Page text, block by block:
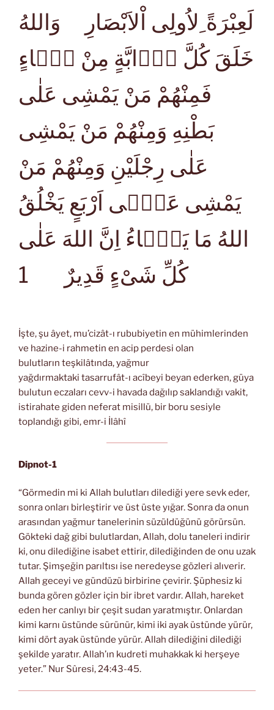
لَعِبْرَةً ِلاُولِى اْلاَبْصَارِ وَاللهُ
خَلَقَ كُلَّ دَۤابَّةٍ مِنْ مَۤاءٍ
فَمِنْهُمْ مَنْ يَمْشِى عَلٰى
بَطْنِهِ وَمِنْهُمْ مَنْ يَمْشِى
عَلٰى رِجْلَيْنِ وَمِنْهُمْ مَنْ
يَمْشِى عَلٰۤى اَرْبَعٍ يَخْلُقُ
اللهُ مَا يَشَۤاءُ اِنَّ اللهَ عَلٰى
كُلِّ شَىْءٍ قَدِيرٌ
1
İşte, şu âyet, mu’cizât-ı rububiyetin en mühimlerinden
ve hazine-i rahmetin en acip perdesi olan
bulutların teşkilâtında, yağmur
yağdırmaktaki tasarrufât-ı acîbeyi beyan ederken, güya
bulutun eczaları cevv-i havada dağılıp saklandığı vakit,
istirahate giden neferat misillü, bir boru sesiyle
toplandığı gibi, emr-i İlâhî
Dipnot-1
“Görmedin mi ki Allah bulutları dilediği yere sevk eder,
sonra onları birleştirir ve üst üste yığar. Sonra da onun
arasından yağmur tanelerinin süzüldüğünü görürsün.
Gökteki dağ gibi bulutlardan, Allah, dolu taneleri indirir
ki, onu dilediğine isabet ettirir, dilediğinden de onu uzak
tutar. Şimşeğin parıltısı ise neredeyse gözleri alıverir.
Allah geceyi ve gündüzü birbirine çevirir. Şüphesiz ki
bunda gören gözler için bir ibret vardır. Allah, hareket
eden her canlıyı bir çeşit sudan yaratmıştır. Onlardan
kimi karnı üstünde sürünür, kimi iki ayak üstünde yürür,
kimi dört ayak üstünde yürür. Allah dilediğini dilediği
şekilde yaratır. Allah’ın kudreti muhakkak ki herşeye
yeter.” Nur Sûresi, 24:43-45.